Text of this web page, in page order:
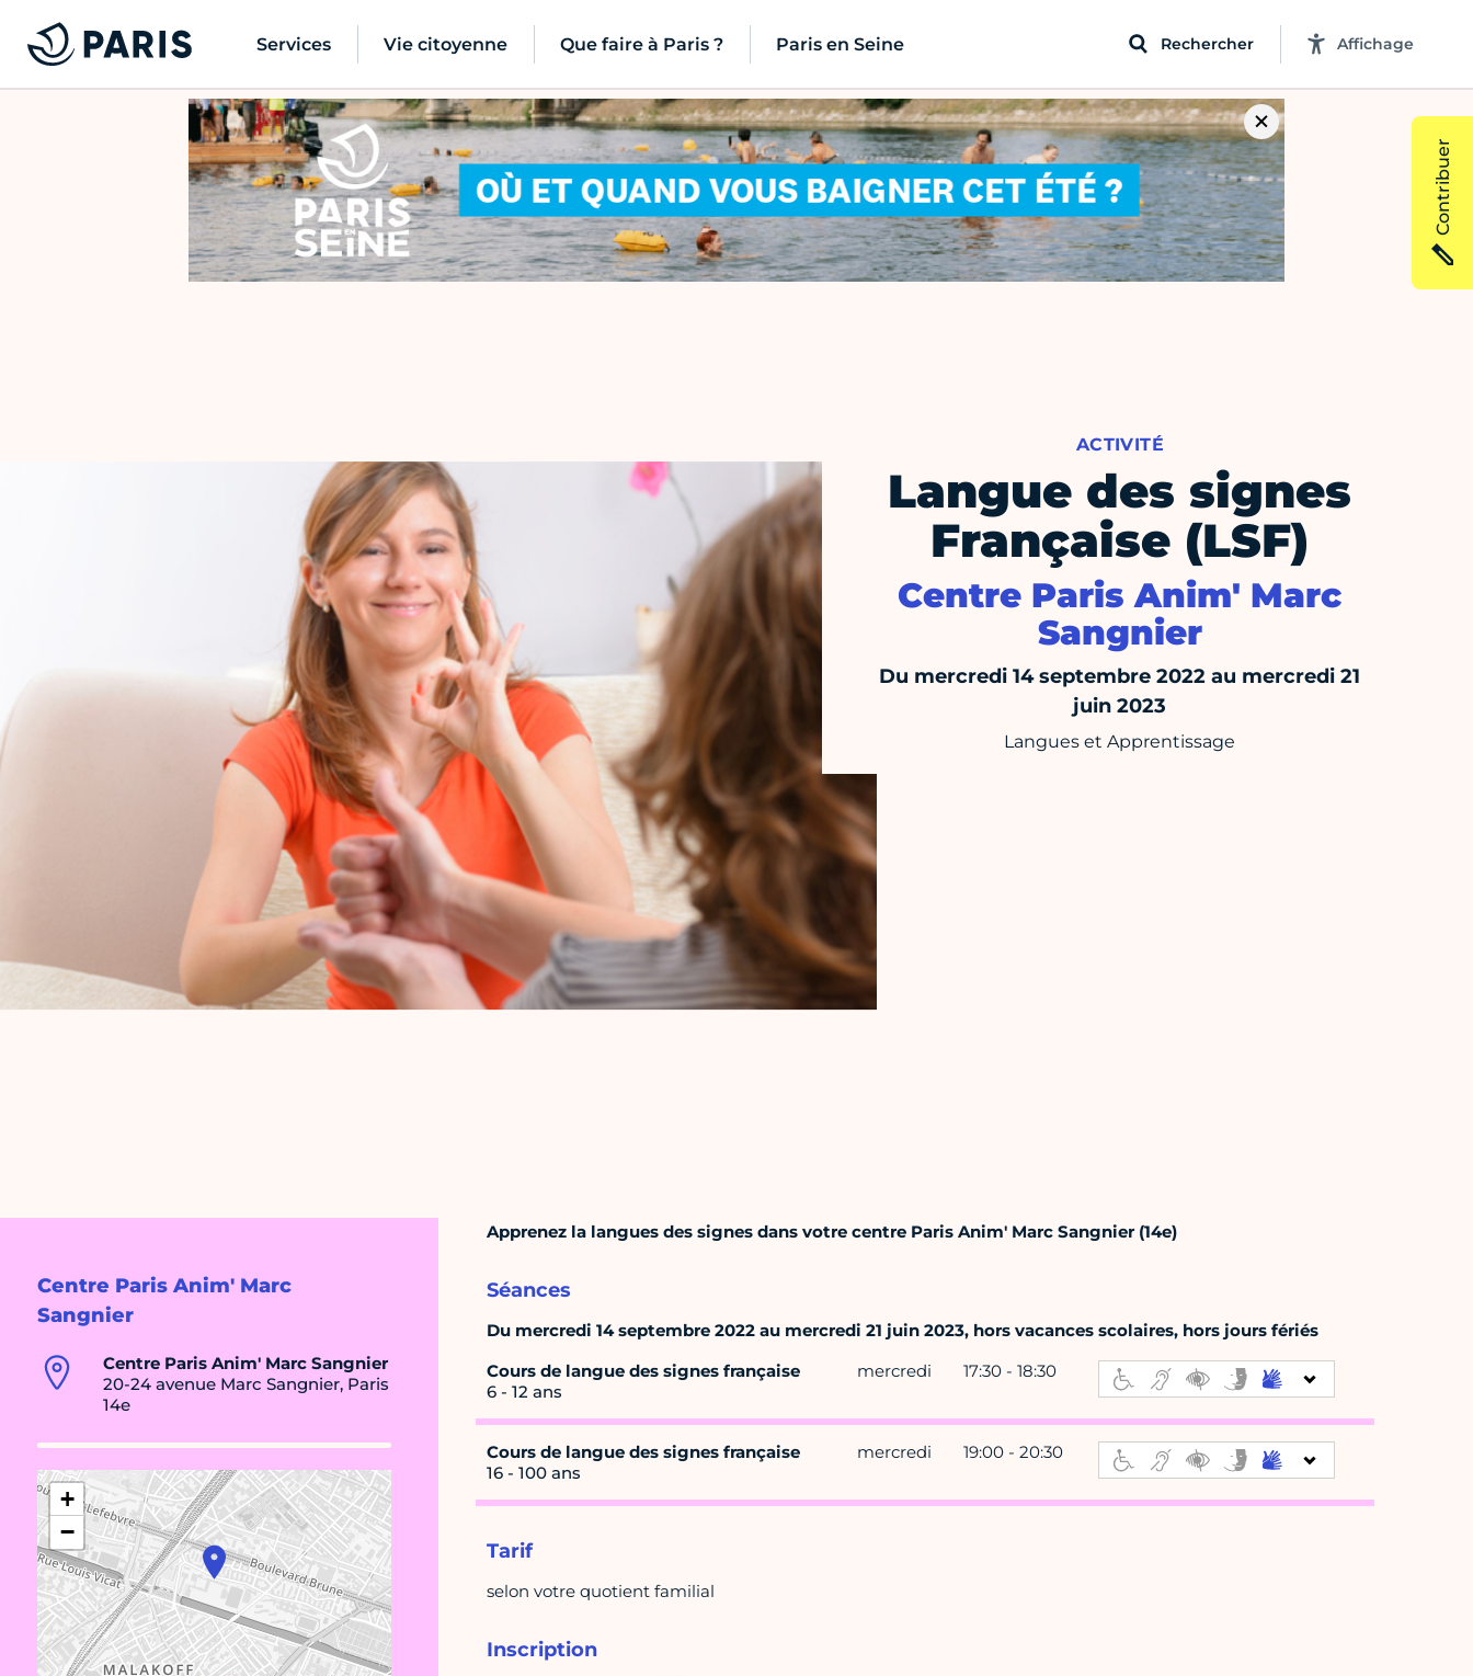
Services Vie citoyenne Que faire à Paris ? Paris en Seine Rechercher Affichage
ACTIVITÉ
Langue des signes
Française (LSF)
Centre Paris Anim' Marc
Sangnier
Du mercredi 14 septembre 2022 au mercredi 21
juin 2023
Langues et Apprentissage
Centre Paris Anim' Marc
Sangnier
Centre Paris Anim' Marc Sangnier
20-24 avenue Marc Sangnier, Paris
14e
+
−
Apprenez la langues des signes dans votre centre Paris Anim' Marc Sangnier (14e)
Séances
Du mercredi 14 septembre 2022 au mercredi 21 juin 2023, hors vacances scolaires, hors jours fériés
Cours de langue des signes française
6 - 12 ans
mercredi 17:30 - 18:30
Cours de langue des signes française
16 - 100 ans
mercredi 19:00 - 20:30
Tarif
selon votre quotient familial
Inscription
Contribuer